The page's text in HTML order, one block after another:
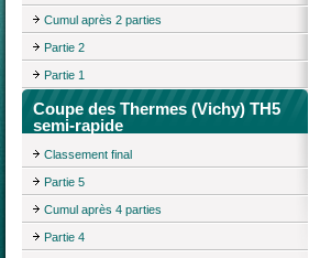
Cumul après 2 parties
Partie 2
Partie 1
Coupe des Thermes (Vichy) TH5
semi-rapide
Classement final
Partie 5
Cumul après 4 parties
Partie 4